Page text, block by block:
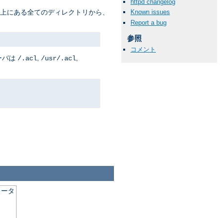
httpd changelog
Known issues
Report a bug
参照
コメント
にある全てのディレクトリから、
バは /.acl, /usr/.acl,
タ